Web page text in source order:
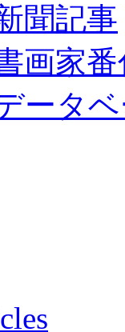
聞記事
画家
ータ